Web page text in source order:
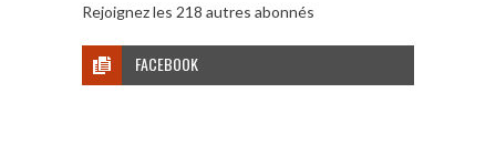
Rejoignez les 218 autres abonnés
FACEBOOK